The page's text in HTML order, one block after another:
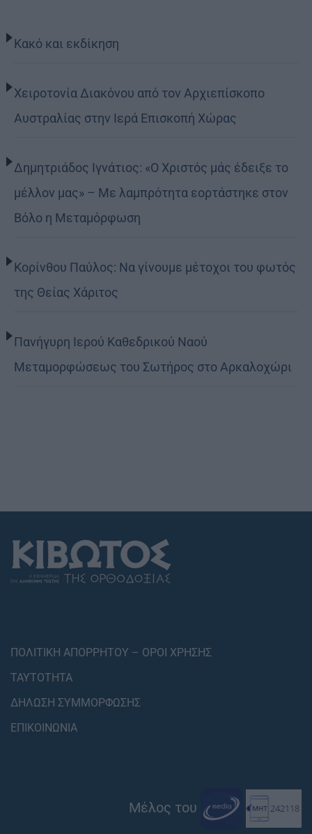
Κακό και εκδίκηση
Χειροτονία Διακόνου από τον Αρχιεπίσκοπο
Αυστραλίας στην Ιερά Επισκοπή Χώρας
Δημητριάδος Ιγνάτιος: «Ο Χριστός μάς έδειξε το
μέλλον μας» – Με λαμπρότητα εορτάστηκε στον
Βόλο η Μεταμόρφωση
Κορίνθου Παύλος: Να γίνουμε μέτοχοι του φωτός
της Θείας Χάριτος
Πανήγυρη Ιερού Καθεδρικού Ναού
Μεταμορφώσεως του Σωτήρος στο Αρκαλοχώρι
ΠΟΛΙΤΙΚΗ ΑΠΟΡΡΗΤΟΥ – ΟΡΟΙ ΧΡΗΣΗΣ
ΤΑΥΤΟΤΗΤΑ
ΔΗΛΩΣΗ ΣΥΜΜΟΡΦΩΣΗΣ
ΕΠΙΚΟΙΝΩΝΙΑ
Μέλος του